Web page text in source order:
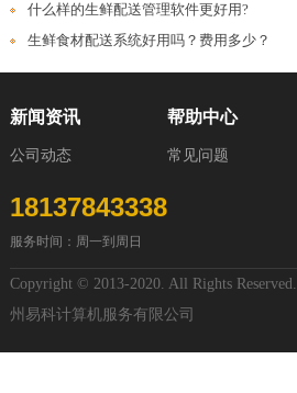
什么样的生鲜配送管理软件更好用?
生鲜食材配送系统好用吗？费用多少？
新闻资讯
公司动态
帮助中心
常见问题
18137843338
服务时间：周一到周日
Copyright © 2013-2020. All Rights Reserved.
州易科计算机服务有限公司